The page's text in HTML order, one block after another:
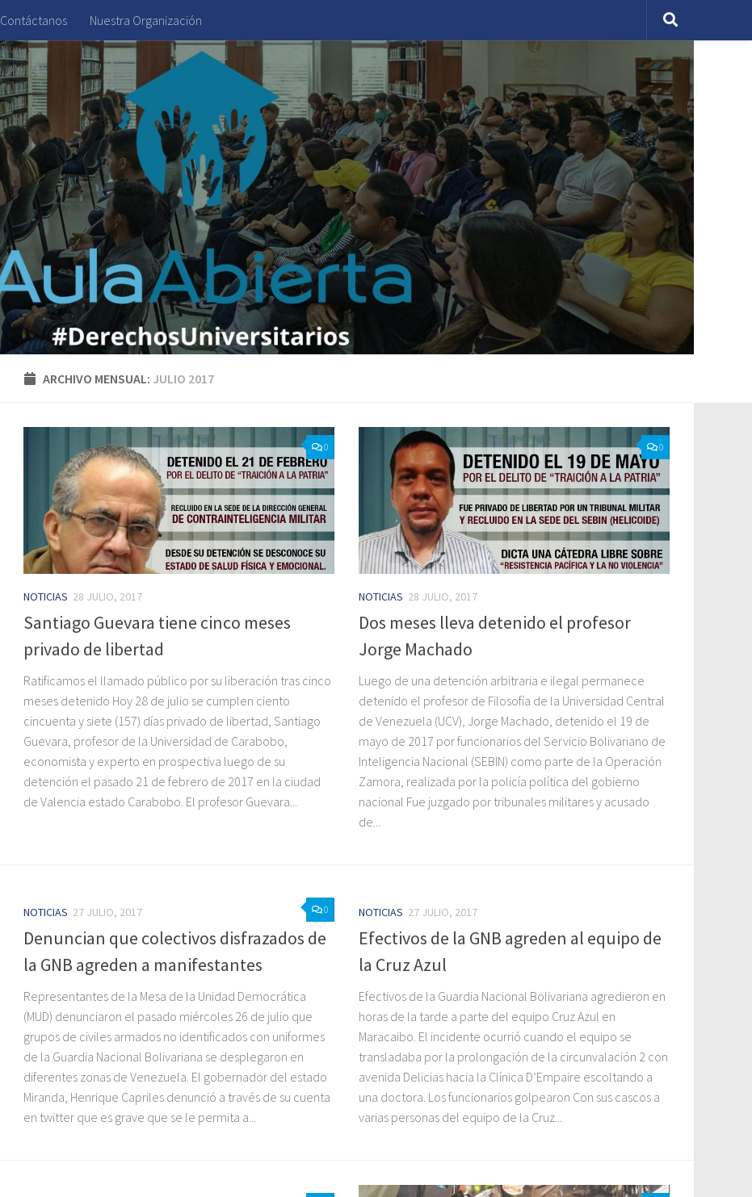
Contáctanos Nuestra Organización
ARCHIVO MENSUAL: JULIO 2017
0
NOTICIAS 28 JULIO, 2017
Santiago Guevara tiene cinco meses
privado de libertad
Ratificamos el llamado público por su liberación tras cinco
meses detenido Hoy 28 de julio se cumplen ciento
cincuenta y siete (157) días privado de libertad, Santiago
Guevara, profesor de la Universidad de Carabobo,
economista y experto en prospectiva luego de su
detención el pasado 21 de febrero de 2017 en la ciudad
de Valencia estado Carabobo. El profesor Guevara...
0
NOTICIAS 28 JULIO, 2017
Dos meses lleva detenido el profesor
Jorge Machado
Luego de una detención arbitraria e ilegal permanece
detenido el profesor de Filosofía de la Universidad Central
de Venezuela (UCV), Jorge Machado, detenido el 19 de
mayo de 2017 por funcionarios del Servicio Bolivariano de
Inteligencia Nacional (SEBIN) como parte de la Operación
Zamora, realizada por la policía política del gobierno
nacional Fue juzgado por tribunales militares y acusado
de...
0
NOTICIAS 27 JULIO, 2017
Denuncian que colectivos disfrazados de
la GNB agreden a manifestantes
Representantes de la Mesa de la Unidad Democrática
(MUD) denunciaron el pasado miércoles 26 de julio que
grupos de civiles armados no identificados con uniformes
de la Guardia Nacional Bolivariana se desplegaron en
diferentes zonas de Venezuela. El gobernador del estado
Miranda, Henrique Capriles denunció a través de su cuenta
en twitter que es grave que se le permita a...
NOTICIAS 27 JULIO, 2017
Efectivos de la GNB agreden al equipo de
la Cruz Azul
Efectivos de la Guardia Nacional Bolivariana agredieron en
horas de la tarde a parte del equipo Cruz Azul en
Maracaibo. El incidente ocurrió cuando el equipo se
transladaba por la prolongación de la circunvalación 2 con
avenida Delicias hacia la Clínica D’Empaire escoltando a
una doctora. Los funcionarios golpearon Con sus cascos a
varias personas del equipo de la Cruz...